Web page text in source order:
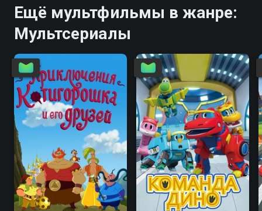
Ещё мультфильмы в жанре:
Мультсериалы
7.8